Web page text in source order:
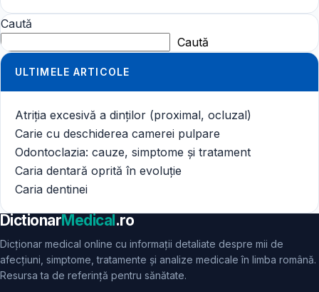
Caută
Caută
ULTIMELE ARTICOLE
Atriția excesivă a dinților (proximal, ocluzal)
Carie cu deschiderea camerei pulpare
Odontoclazia: cauze, simptome și tratament
Caria dentară oprită în evoluție
Caria dentinei
DictionarMedical.ro
Dicționar medical online cu informații detaliate despre mii de
afecțiuni, simptome, tratamente și analize medicale în limba română.
Resursa ta de referință pentru sănătate.